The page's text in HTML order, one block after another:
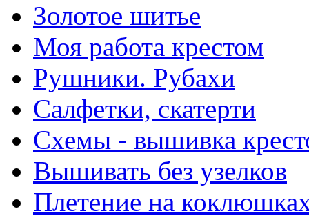
Золотое шитье
Моя работа крестом
Рушники. Рубахи
Салфетки, скатерти
Схемы - вышивка
Вышивать без узелков
Плетение на